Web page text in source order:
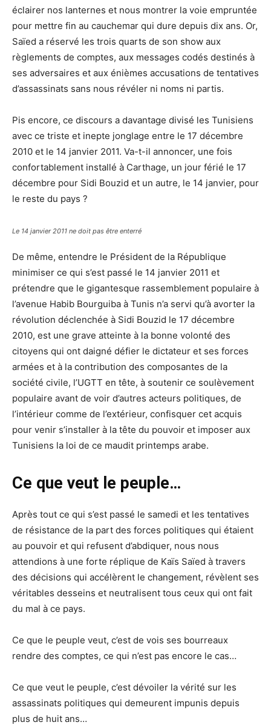
éclairer nos lanternes et nous montrer la voie empruntée
pour mettre fin au cauchemar qui dure depuis dix ans. Or,
Saïed a réservé les trois quarts de son show aux
règlements de comptes, aux messages codés destinés à
ses adversaires et aux énièmes accusations de tentatives
d’assassinats sans nous révéler ni noms ni partis.
Pis encore, ce discours a davantage divisé les Tunisiens
avec ce triste et inepte jonglage entre le 17 décembre
2010 et le 14 janvier 2011. Va-t-il annoncer, une fois
confortablement installé à Carthage, un jour férié le 17
décembre pour Sidi Bouzid et un autre, le 14 janvier, pour
le reste du pays ?
Le 14 janvier 2011 ne doit pas être enterré
De même, entendre le Président de la République
minimiser ce qui s’est passé le 14 janvier 2011 et
prétendre que le gigantesque rassemblement populaire à
l’avenue Habib Bourguiba à Tunis n’a servi qu’à avorter la
révolution déclenchée à Sidi Bouzid le 17 décembre
2010, est une grave atteinte à la bonne volonté des
citoyens qui ont daigné défier le dictateur et ses forces
armées et à la contribution des composantes de la
société civile, l’UGTT en tête, à soutenir ce soulèvement
populaire avant de voir d’autres acteurs politiques, de
l’intérieur comme de l’extérieur, confisquer cet acquis
pour venir s’installer à la tête du pouvoir et imposer aux
Tunisiens la loi de ce maudit printemps arabe.
Ce que veut le peuple…
Après tout ce qui s’est passé le samedi et les tentatives
de résistance de la part des forces politiques qui étaient
au pouvoir et qui refusent d’abdiquer, nous nous
attendions à une forte réplique de Kaïs Saïed à travers
des décisions qui accélèrent le changement, révèlent ses
véritables desseins et neutralisent tous ceux qui ont fait
du mal à ce pays.
Ce que le peuple veut, c’est de vois ses bourreaux
rendre des comptes, ce qui n’est pas encore le cas…
Ce que veut le peuple, c’est dévoiler la vérité sur les
assassinats politiques qui demeurent impunis depuis
plus de huit ans…